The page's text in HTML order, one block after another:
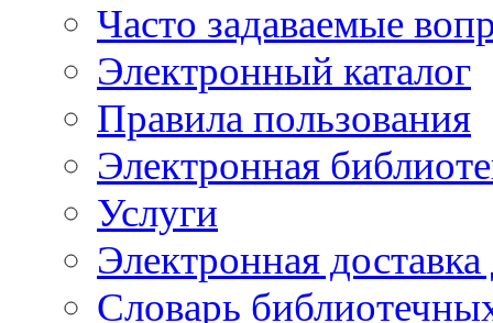
Часто задаваемые
Электронный каталог
Правила пользования
Электронная
Услуги
Электронная
Словарь